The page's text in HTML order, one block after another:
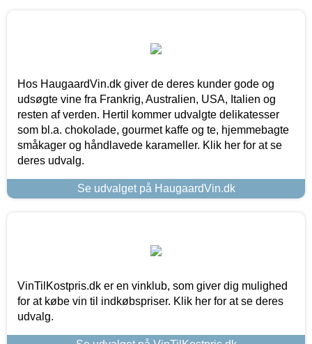
Hos HaugaardVin.dk giver de deres kunder gode og
udsøgte vine fra Frankrig, Australien, USA, Italien og
resten af verden. Hertil kommer udvalgte delikatesser
som bl.a. chokolade, gourmet kaffe og te, hjemmebagte
småkager og håndlavede karameller. Klik her for at se
deres udvalg.
Se udvalget på HaugaardVin.dk
VinTilKostpris.dk er en vinklub, som giver dig mulighed
for at købe vin til indkøbspriser. Klik her for at se deres
udvalg.